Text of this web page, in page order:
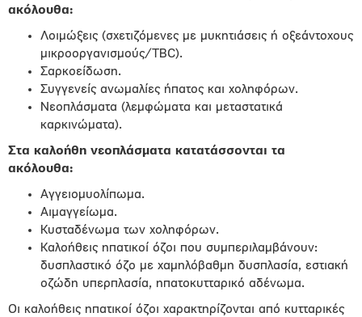
ακόλουθα:
Λοιμώξεις (σχετιζόμενες με μυκητιάσεις ή οξεάντοχους
μικροοργανισμούς/TBC).
Σαρκοείδωση.
Συγγενείς ανωμαλίες ήπατος και χοληφόρων.
Νεοπλάσματα (λεμφώματα και μεταστατικά
καρκινώματα).
Στα καλοήθη νεοπλάσματα κατατάσσονται τα
ακόλουθα:
Αγγειομυολίπωμα.
Aιμαγγείωμα.
Κυσταδένωμα των χοληφόρων.
Καλοήθεις ηπατικοί όζοι που συμπεριλαμβάνουν:
δυσπλαστικό όζο με χαμηλόβαθμη δυσπλασία, εστιακή
οζώδη υπερπλασία, ηπατοκυτταρικό αδένωμα.
Οι καλοήθεις ηπατικοί όζοι χαρακτηρίζονται από κυτταρικές